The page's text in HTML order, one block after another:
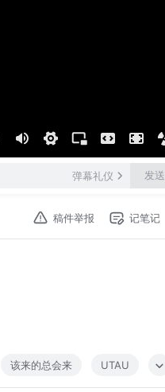
弹幕礼仪 发送
稿件举报 记笔记
该来的总会来 UTAU